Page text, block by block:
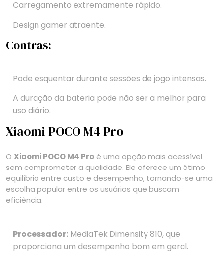
Carregamento extremamente rápido.
Design gamer atraente.
Contras:
Pode esquentar durante sessões de jogo intensas.
A duração da bateria pode não ser a melhor para
uso diário.
Xiaomi POCO M4 Pro
O Xiaomi POCO M4 Pro é uma opção mais acessível
sem comprometer a qualidade. Ele oferece um ótimo
equilíbrio entre custo e desempenho, tornando-se uma
escolha popular entre os usuários que buscam
eficiência.
Processador: MediaTek Dimensity 810, que
proporciona um desempenho bom em geral.